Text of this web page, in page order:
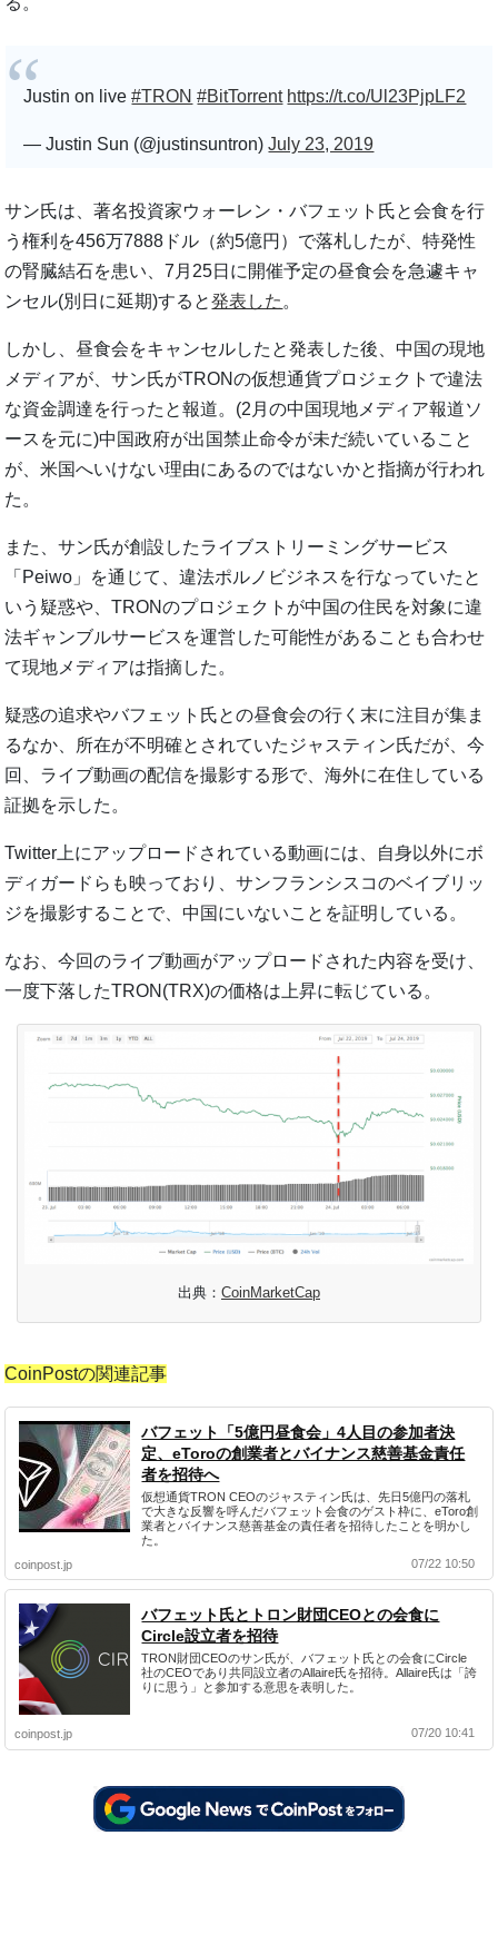
Justin on live#TRON #BitTorrent https://t.co/Ul23PjpLF2
— Justin Sun (@justinsuntron)July 23, 2019
サン氏は、著名投資家ウォーレン・バフェット氏と会食を行
う権利を456万7888ドル（約5億円）で落札したが、特発性
の腎臓結石を患い、7月25日に開催予定の昼食会を急遽キャ
ンセル(別日に延期)すると発表した 。
しかし、昼食会をキャンセルしたと発表した後、中国の現地
メディアが、サン氏がTRONの仮想通貨プロジェクトで違法
な資金調達を行ったと報道。(2月の中国現地メディア報道ソ
ースを元に)中国政府が出国禁止命令が未だ続いていること
が、米国へいけない理由にあるのではないかと指摘が行われ
た。
また、サン氏が創設したライブストリーミングサービス
「Peiwo」を通じて、違法ポルノビジネスを行なっていたと
いう疑惑や、TRONのプロジェクトが中国の住民を対象に違
法ギャンブルサービスを運営した可能性があることも合わせ
て現地メディアは指摘した。
疑惑の追求やバフェット氏との昼食会の行く末に注目が集ま
るなか、所在が不明確とされていたジャスティン氏だが、今
回、ライブ動画の配信を撮影する形で、海外に在住している
証拠を示した。
Twitter上にアップロードされている動画には、自身以外にボ
ディガードらも映っており、サンフランシスコのベイブリッ
ジを撮影することで、中国にいないことを証明している。
なお、今回のライブ動画がアップロードされた内容を受け、
一度下落したTRON(TRX)の価格は上昇に転じている。
出典： CoinMarketCap
CoinPostの関連記事
バフェット「5億円昼食会」4人目の参加者決
定、eToroの創業者とバイナンス慈善基金責任
者を招待へ
仮想通貨TRON CEOのジャスティン氏は、先日5億円の落札
で大きな反響を呼んだバフェット会食のゲスト枠に、eToro創
業者とバイナンス慈善基金の責任者を招待したことを明かし
た。
coinpost.jp
07/22 10:50
バフェット氏とトロン財団CEOとの会食に
Circle設立者を招待
TRON財団CEOのサン氏が、バフェット氏との会食にCircle
社のCEOであり共同設立者のAllaire氏を招待。Allaire氏は「誇
りに思う」と参加する意思を表明した。
coinpost.jp 07/20 10:41